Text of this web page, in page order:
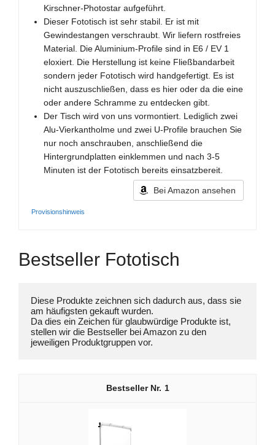
Kirschner-Photostar aufgeführt.
Dieser Fototisch ist sehr stabil. Er ist mit
Gewindestangen verschraubt. Wir liefern rostfreies
Material. Die Aluminium-Profile sind in E6 / EV 1
eloxiert. Die Herstellung ist keine Fließbandarbeit
sondern jeder Fototisch wird handgefertigt. Es ist
nicht auszuschließen, dass es hier oder da die eine
oder andere Schramme zu entdecken gibt.
Der Tisch wird von uns vormontiert. Lediglich zwei
Alu-Vierkantholme und zwei U-Profile brauchen Sie
nur noch anschrauben, anschließend die
Hintergrundplatten einklemmen und nach 3-5
Minuten ist der Fototisch bereits einsatzbereit.
Bei Amazon ansehen
Provisionshinweis
Bestseller Fototisch
Diese Produkte zeichnen sich dadurch aus, dass sie
am häufigsten gekauft wurden.
Da dies ein Zeichen für glaubwürdige Produkte ist,
stellen wir die Bestseller bei Amazon zu den
jeweiligen Produktgruppen vor.
1